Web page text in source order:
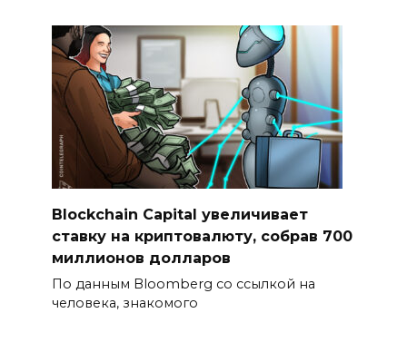
Blockchain Capital увеличивает
ставку на криптовалюту, собрав 700
миллионов долларов
По данным Bloomberg со ссылкой на
человека, знакомого